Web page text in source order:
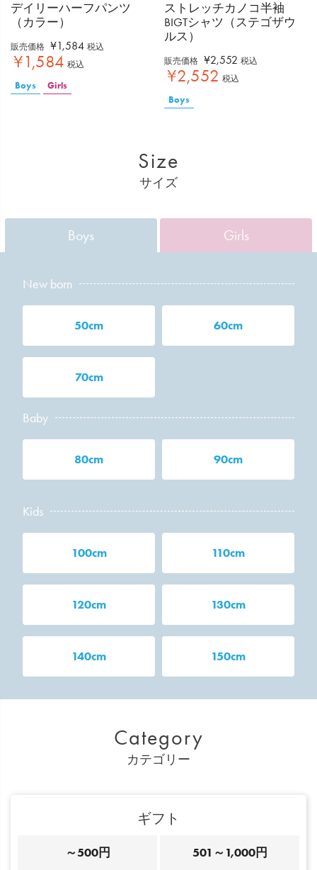
デイリーハーフパンツ
（カラー）
Boys Girls
販売価格 ¥1,584 税込
¥1,584 税込
ストレッチカノコ半袖
BIGTシャツ（ステゴザウ
ルス）
Boys
販売価格 ¥2,552 税込
¥2,552 税込
Size
サイズ
Boys Girls
New born
50cm 60cm
70cm
Baby
80cm 90cm
Kids
100cm 110cm
120cm 130cm
140cm 150cm
Category
カテゴリー
ギフト
～500円 501～1,000円